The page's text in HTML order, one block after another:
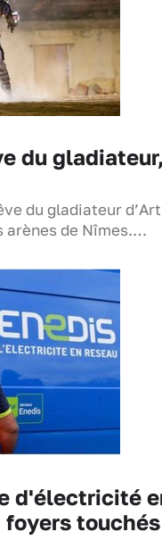
du
du gladiateur
arènes de Nîmes.…
d'électricité
touchés